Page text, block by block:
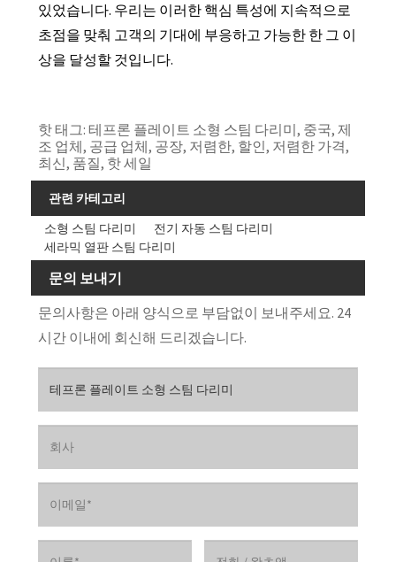
있었습니다. 우리는 이러한 핵심 특성에 지속적으로
초점을 맞춰 고객의 기대에 부응하고 가능한 한 그 이
상을 달성할 것입니다.
핫 태그: 테프론 플레이트 소형 스팀 다리미, 중국, 제
조 업체, 공급 업체, 공장, 저렴한, 할인, 저렴한 가격,
최신, 품질, 핫 세일
관련 카테고리
소형 스팀 다리미
전기 자동 스팀 다리미
세라믹 열판 스팀 다리미
문의 보내기
문의사항은 아래 양식으로 부담없이 보내주세요. 24
시간 이내에 회신해 드리겠습니다.